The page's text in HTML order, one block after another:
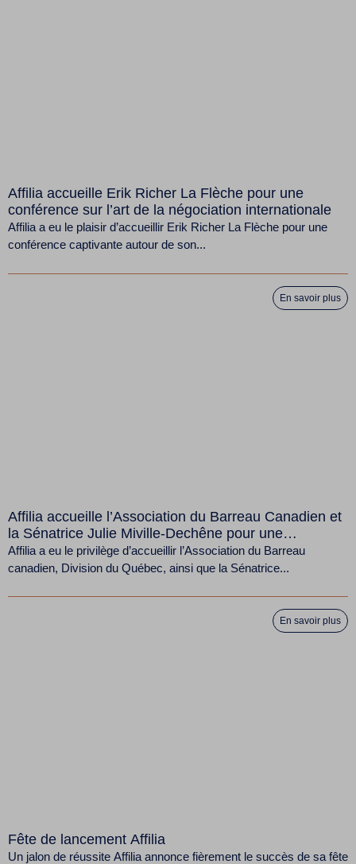
Affilia accueille Erik Richer La Flèche pour une
conférence sur l’art de la négociation internationale
Affilia a eu le plaisir d’accueillir Erik Richer La Flèche pour une
conférence captivante autour de son...
En savoir plus
Affilia accueille l’Association du Barreau Canadien et
la Sénatrice Julie Miville-Dechêne pour une
conférence sur la lutte contre le travail forcé
Affilia a eu le privilège d’accueillir l’Association du Barreau
canadien, Division du Québec, ainsi que la Sénatrice...
En savoir plus
Fête de lancement Affilia
Un jalon de réussite Affilia annonce fièrement le succès de sa fête